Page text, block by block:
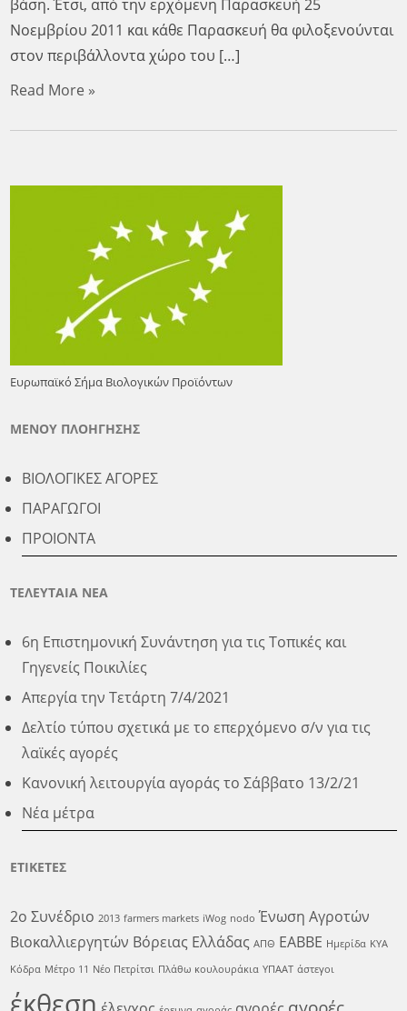
βάση. Έτσι, από την ερχόμενη Παρασκευή 25
Νοεμβρίου 2011 και κάθε Παρασκευή θα φιλοξενούνται
στον περιβάλλοντα χώρο του […]
Read More »
Ευρωπαϊκό Σήμα Βιολογικών Προϊόντων
ΜΕΝΟΥ ΠΛΟΗΓΗΣΗΣ
ΒΙΟΛΟΓΙΚΕΣ ΑΓΟΡΕΣ
ΠΑΡΑΓΩΓΟΙ
ΠΡΟΙΟΝΤΑ
ΤΕΛΕΥΤΑΙΑ ΝΕΑ
6η Επιστημονική Συνάντηση για τις Τοπικές και
Γηγενείς Ποικιλίες
Απεργία την Τετάρτη 7/4/2021
Δελτίο τύπου σχετικά με το επερχόμενο σ/ν για τις
λαϊκές αγορές
Κανονική λειτουργία αγοράς το Σάββατο 13/2/21
Νέα μέτρα
ΕΤΙΚΕΤΕΣ
2ο Συνέδριο 2013 farmers markets iWog nodo Ένωση Αγροτών
Βιοκαλλιεργητών Βόρειας Ελλάδας ΑΠΘ ΕΑΒΒΕ Ημερίδα ΚΥΑ
Κόδρα Μέτρο 11 Νέο Πετρίτσι Πλάθω κουλουράκια ΥΠΑΑΤ άστεγοι
έκθεση